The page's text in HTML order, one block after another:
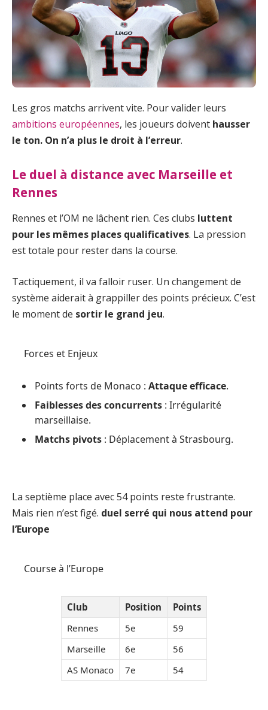
Les gros matchs arrivent vite. Pour valider leurs
ambitions européennes, les joueurs doivent hausser
le ton. On n’a plus le droit à l’erreur.
Le duel à distance avec Marseille et
Rennes
Rennes et l’OM ne lâchent rien. Ces clubs luttent
pour les mêmes places qualificatives. La pression
est totale pour rester dans la course.
Tactiquement, il va falloir ruser. Un changement de
système aiderait à grappiller des points précieux. C’est
le moment de sortir le grand jeu.
Forces et Enjeux
Points forts de Monaco : Attaque efficace.
Faiblesses des concurrents : Irrégularité
marseillaise.
Matchs pivots : Déplacement à Strasbourg.
La septième place avec 54 points reste frustrante.
Mais rien n’est figé. duel serré qui nous attend pour
l’Europe
Course à l’Europe
Club Position
Points
Rennes
5e
59
Marseille
6e
56
AS Monaco
7e 54